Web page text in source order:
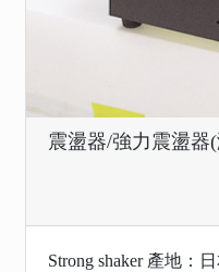
震盪器/強力震盪器
Strong shaker 產地：